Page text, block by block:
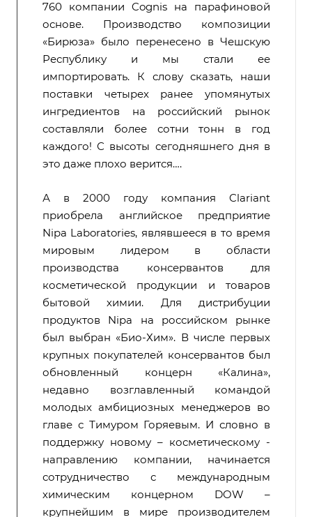
760 компании Cognis на парафиновой
основе. Производство композиции
«Бирюза» было перенесено в Чешскую
Республику и мы стали ее
импортировать. К слову сказать, наши
поставки четырех ранее упомянутых
ингредиентов на российский рынок
составляли более сотни тонн в год
каждого! С высоты сегодняшнего дня в
это даже плохо верится….
А в 2000 году компания Clariant
приобрела английское предприятие
Nipa Laboratories, являвшееся в то время
мировым лидером в области
производства консервантов для
косметической продукции и товаров
бытовой химии. Для дистрибуции
продуктов Nipa на российском рынке
был выбран «Био-Хим». В числе первых
крупных покупателей консервантов был
обновленный концерн «Калина»,
недавно возглавленный командой
молодых амбициозных менеджеров во
главе с Тимуром Горяевым. И словно в
поддержку новому – косметическому -
направлению компании, начинается
сотрудничество с международным
химическим концерном DOW –
крупнейшим в мире производителем